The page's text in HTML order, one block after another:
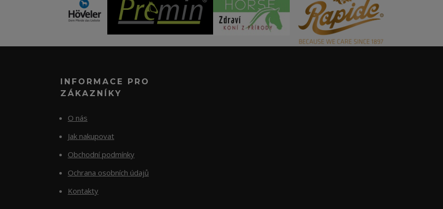
INFORMACE PRO
ZÁKAZNÍKY
O nás
Jak nakupovat
Obchodní podmínky
Ochrana osobních údajů
Kontakty